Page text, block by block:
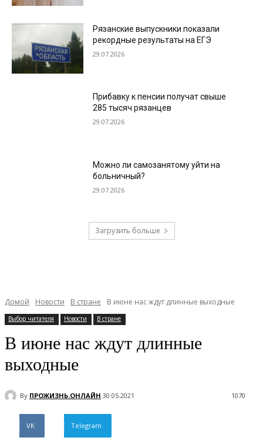
Рязанские выпускники показали
рекордные результаты на ЕГЭ
29.07.2026
Прибавку к пенсии получат свыше
285 тысяч рязанцев
29.07.2026
Можно ли самозанятому уйти на
больничный?
29.07.2026
Загрузить больше